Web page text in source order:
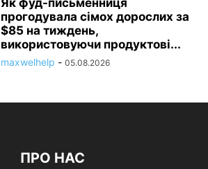
Як фуд-письменниця
прогодувала сімох дорослих за
$85 на тиждень,
використовуючи продуктові...
maxwelhelp - 05.08.2026
ПРО НАС